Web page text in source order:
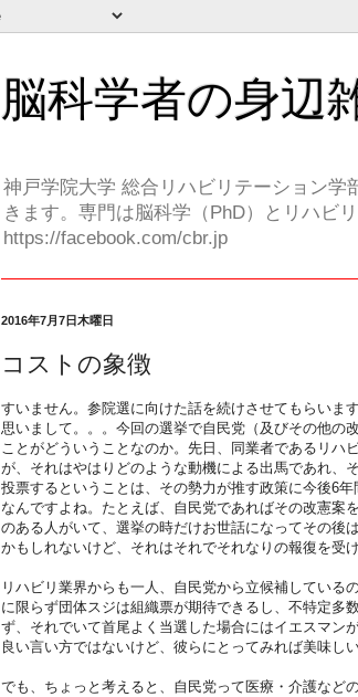
脳科学者の身辺
神戸学院大学 総合リハビリテーション
きます。専門は脳科学（PhD）とリハビ
https://facebook.com/cbr.jp
2016年7月7日木曜日
コストの象徴
すいません。参院選に向けた話を続けさせてもらいま
思いまして。。。今回の選挙で自民党（及びその他の
ことがどういうことなのか。先日、同業者であるリハ
が、それはやはりどのような動機による出馬であれ、
投票するということは、その勢力が推す政策に今後6
なんですよね。たとえば、自民党であればその改憲案
のある人がいて、選挙の時だけお世話になってその後
かもしれないけど、それはそれでそれなりの報復を受
リハビリ業界からも一人、自民党から立候補している
に限らず団体スジは組織票が期待できるし、不特定多
ず、それでいて首尾よく当選した場合にはイエスマン
良い言い方ではないけど、彼らにとってみれば美味し
でも、ちょっと考えると、自民党って医療・介護など